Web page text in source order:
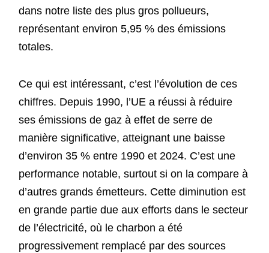
dans notre liste des plus gros pollueurs,
représentant environ 5,95 % des émissions
totales.
Ce qui est intéressant, c’est l’évolution de ces
chiffres. Depuis 1990, l’UE a réussi à réduire
ses émissions de gaz à effet de serre de
manière significative, atteignant une baisse
d’environ 35 % entre 1990 et 2024. C’est une
performance notable, surtout si on la compare à
d’autres grands émetteurs. Cette diminution est
en grande partie due aux efforts dans le secteur
de l’électricité, où le charbon a été
progressivement remplacé par des sources